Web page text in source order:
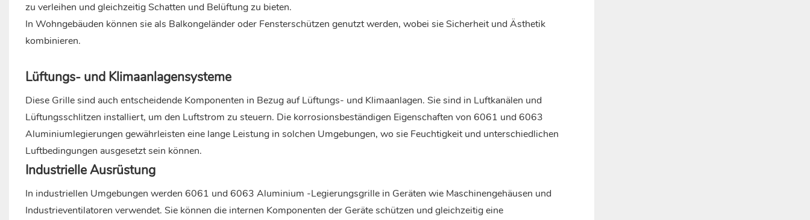
zu verleihen und gleichzeitig Schatten und Belüftung zu bieten.
In Wohngebäuden können sie als Balkongeländer oder Fensterschützen genutzt werden, wobei sie Sicherheit und Ästhetik
kombinieren.
Lüftungs- und Klimaanlagensysteme
Diese Grille sind auch entscheidende Komponenten in Bezug auf Lüftungs- und Klimaanlagen. Sie sind in Luftkanälen und
Lüftungsschlitzen installiert, um den Luftstrom zu steuern. Die korrosionsbeständigen Eigenschaften von 6061 und 6063
Aluminiumlegierungen gewährleisten eine lange Leistung in solchen Umgebungen, wo sie Feuchtigkeit und unterschiedlichen
Luftbedingungen ausgesetzt sein können.
Industrielle Ausrüstung
In industriellen Umgebungen werden 6061 und 6063 Aluminium -Legierungsgrille in Geräten wie Maschinengehäusen und
Industrieventilatoren verwendet. Sie können die internen Komponenten der Geräte schützen und gleichzeitig eine